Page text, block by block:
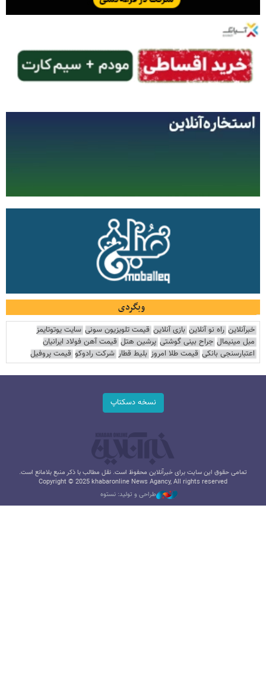
وبگردی
خبرآنلاین راه نو آنلاین بازی آنلاین قیمت تلویزیون سونی سایت یوتوتایمز
مبل مینیمال جراح بینی گوشتی پرشین هتل قیمت آهن فولاد ایرانیان
اعتبارسنجی بانکی قیمت طلا امروز بلیط قطار شرکت رادوکو قیمت پروفیل
نسخه دسکتاپ
تمامی حقوق این سایت برای خبرآنلاین محفوظ است. نقل مطالب با ذکر منبع بلامانع است.
Copyright © 2025 khabaronline News Agancy, All rights reserved
طراحی و تولید: نستوه